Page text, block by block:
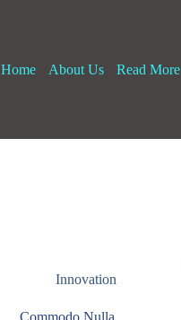
Home
About Us Read More
Innovation
Commodo Nulla